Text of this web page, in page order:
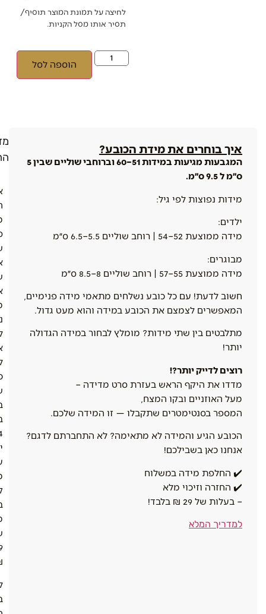
לחיצה על תמונת המוצר תוסיף/
תסיר אותו מסל הקניות.
הוספה לסל
איך בוחרים את מידת הכובע?
המגבעות מגיעות במידות 51–60 וברוחבי שוליים שבין 5
ס״מ ל 9.5 ס״מ.
מידות נפוצות לפי גיל:
ילדים:
מידה ממוצעת 52–54 | רוחב שוליים 5.5–6.5 ס״מ
מבוגרים:
מידה ממוצעת 55–57 | רוחב שוליים 8–8.5 ס״מ
חשוב לדעת! עם כל כובע נשלחים מתאמי מידה פנימיים,
המאפשרים לצמצם את הכובע במידה והוא מעט גדול.
מתלבטים בין שתי מידות? מומלץ לבחור במידה הגדולה
יותר!
רוצים לדייק יותר?!
מדדו את היקף הראש בעזרת סרט מדידה –
מעל האוזניים ובקו המצח,
המספר בסנטימטרים שתקבלו — זו המידה שלכם.
הכובע הגיע והמידה לא מתאימה? לא התחברתם לדגם?
אנחנו כאן בשבילכם!
✔️ החלפת מידה במשלוח
✔️ החזרה וזיכוי מלא
– בעלות של 29 ₪ בלבד!
למדריך המלא